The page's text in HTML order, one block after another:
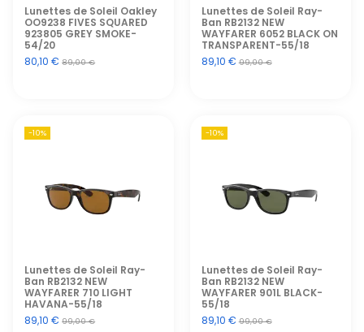
Lunettes de Soleil Oakley
OO9238 FIVES SQUARED
923805 GREY SMOKE-
54/20
80,10 €89,00 €
Lunettes de Soleil Ray-
Ban RB2132 NEW
WAYFARER 6052 BLACK ON
TRANSPARENT-55/18
89,10 €99,00 €
-10%
Lunettes de Soleil Ray-
Ban RB2132 NEW
WAYFARER 710 LIGHT
HAVANA-55/18
89,10 €99,00 €
-10%
Lunettes de Soleil Ray-
Ban RB2132 NEW
WAYFARER 901L BLACK-
55/18
89,10 €99,00 €